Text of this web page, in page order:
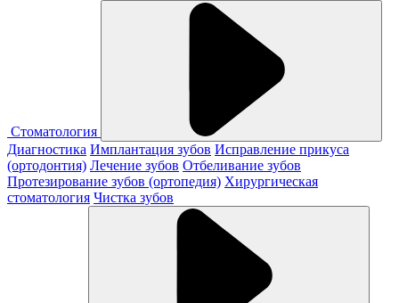
Стоматология
Диагностика Имплантация зубов Исправление прикуса
(ортодонтия) Лечение зубов Отбеливание зубов
Протезирование зубов (ортопедия) Хирургическая
стоматология Чистка зубов